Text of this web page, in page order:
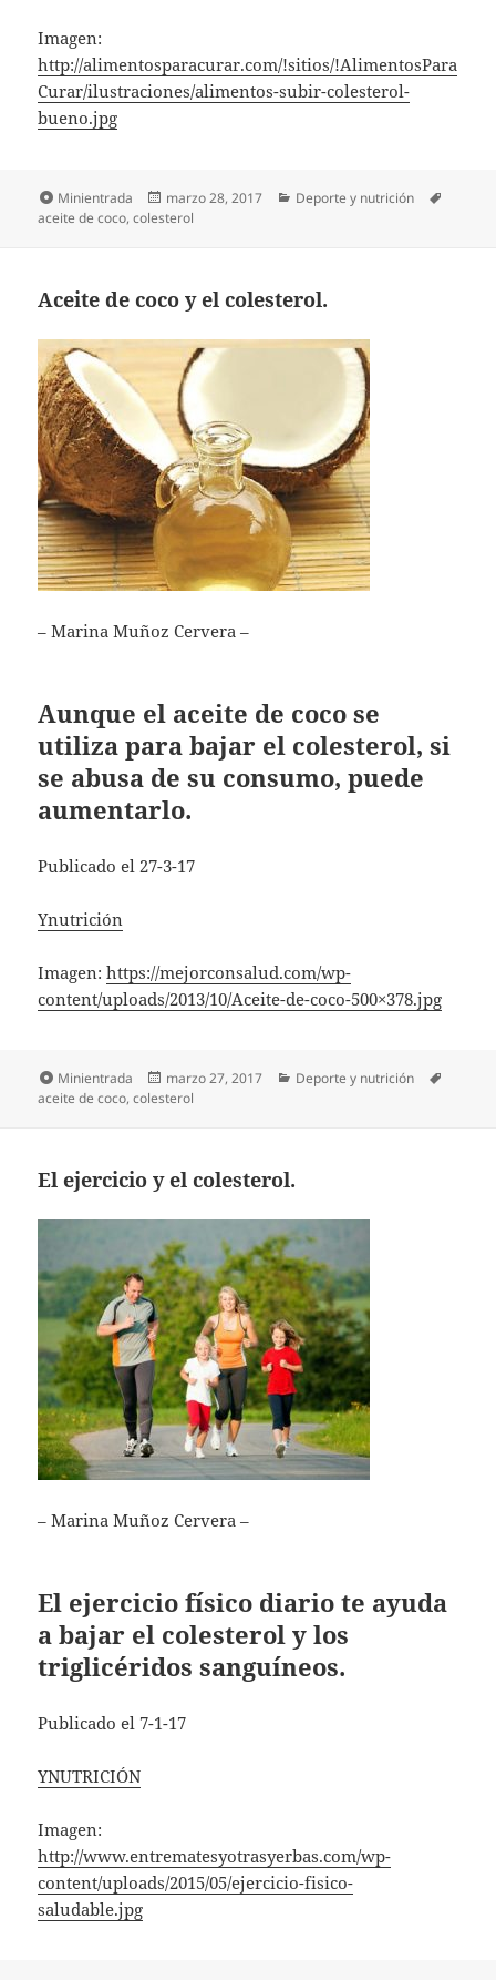
Imagen:
http://alimentosparacurar.com/!sitios/!AlimentosPara
Curar/ilustraciones/alimentos-subir-colesterol-
bueno.jpg
Formato
Minientrada
Publicado
el
marzo 28, 2017 Categorías
Deporte y nutrición
aceite de coco,colesterol
Aceite de coco y el colesterol.
– Marina Muñoz Cervera –
Aunque el aceite de coco se
utiliza para bajar el colesterol, si
se abusa de su consumo, puede
aumentarlo.
Publicado el 27-3-17
Ynutrición
Imagen:https://mejorconsalud.com/wp-
content/uploads/2013/10/Aceite-de-coco-500×378.jpg
Formato
Minientrada
Publicado
el
marzo 27, 2017 Categorías
Deporte y nutrición
aceite de coco,colesterol
El ejercicio y el colesterol.
– Marina Muñoz Cervera –
El ejercicio físico diario te ayuda
a bajar el colesterol y los
triglicéridos sanguíneos.
Publicado el 7-1-17
YNUTRICIÓN
Imagen:
http://www.entrematesyotrasyerbas.com/wp-
content/uploads/2015/05/ejercicio-fisico-
saludable.jpg